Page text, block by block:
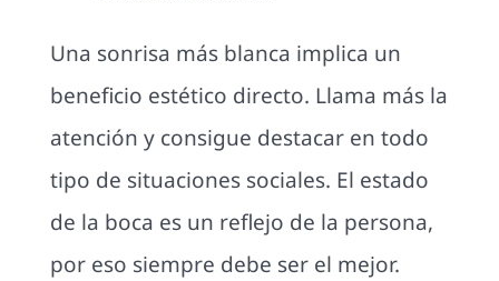
Una sonrisa más blanca implica un
beneficio estético directo. Llama más la
atención y consigue destacar en todo
tipo de situaciones sociales. El estado
de la boca es un reflejo de la persona,
por eso siempre debe ser el mejor.